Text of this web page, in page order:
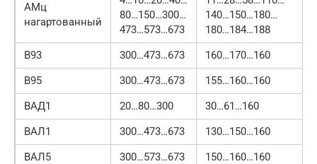
АМц
нагартованный
80…150…300…
473…573…673
140…150…180…
180…184…188
В93
300…473…673
160…170…160
В95
300…473…673
155…160…160
ВАД1
20…80…300
30…61…160
ВАЛ1
300…473…673
130…150…160
ВАЛ5
300…573…673
150…160…160